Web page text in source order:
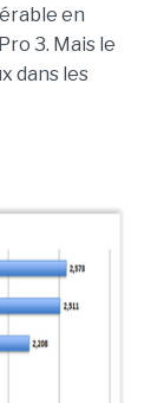
en
3. Mais le
dans les